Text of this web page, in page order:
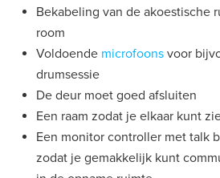
Bekabeling van de akoestische
room
Voldoende microfoons voor
drumsessie
De deur moet goed afsluiten
Een raam zodat je elkaar kunt
Een monitor controller met talk
zodat je gemakkelijk kunt